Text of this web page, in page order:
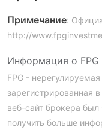
Примечание:
http://
Информация о FPG
FPG -
зарегистрированная
веб-сайт брокера
получить больше